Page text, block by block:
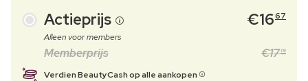
Actieprijs €1667
Alleen voor members
Memberprijs €17 19
Verdien BeautyCash op alle aankopen